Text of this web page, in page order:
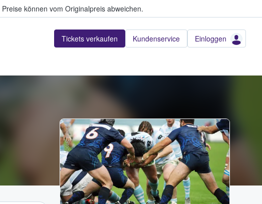
Preise können vom Originalpreis abweichen.
Tickets verkaufen Kundenservice Einloggen
Adobe Stock